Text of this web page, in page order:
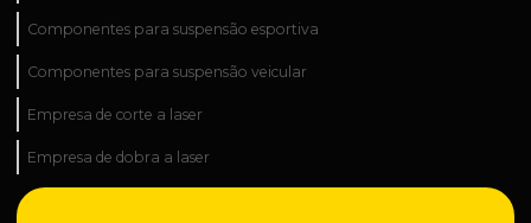
Componentes para suspensão esportiva
Componentes para suspensão veicular
Empresa de corte a laser
Empresa de dobra a laser